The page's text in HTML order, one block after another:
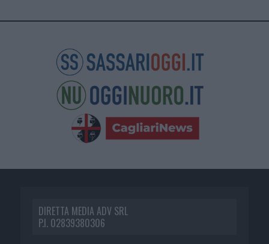
DIRETTA MEDIA ADV SRL
P.I. 02839380306